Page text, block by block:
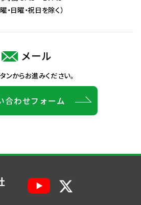
曜・日曜・祝日を除く）
メール
ンからお進みください。
合わせフォーム